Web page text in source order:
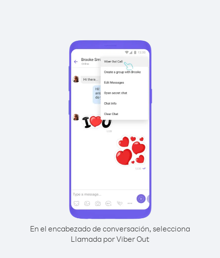
En el encabezado de conversación, selecciona
Llamada por Viber Out